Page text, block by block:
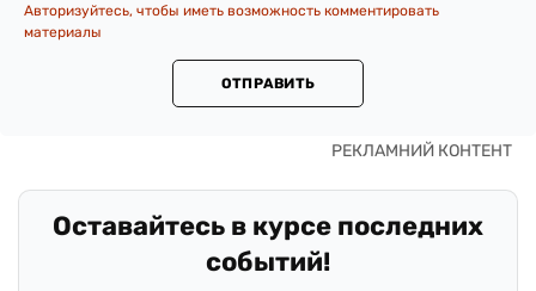
Авторизуйтесь, чтобы иметь возможность комментировать
материалы
ОТПРАВИТЬ
Оставайтесь в курсе последних
событий!